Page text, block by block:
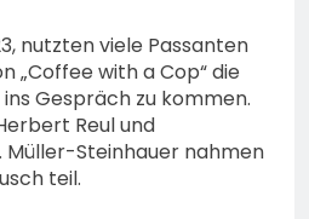
nutzten viele Passanten
„Coffee with a Cop“ die
Gespräch zu kommen.
Reul und
Müller-Steinhauer nahmen
teil.